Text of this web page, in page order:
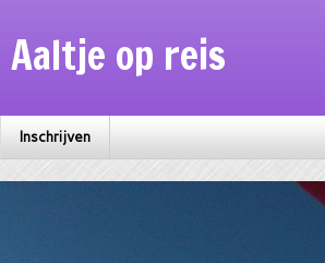
Aaltje op reis
Inschrijven